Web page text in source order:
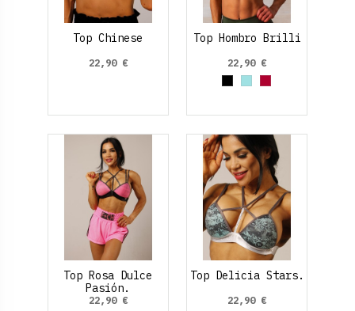
Top Chinese
22,90 €
Top Hombro Brilli
22,90 €
NegroAzul cielo
Rojo Rubí
Top Rosa Dulce
Pasión.
22,90 €
Top Delicia Stars.
22,90 €